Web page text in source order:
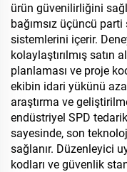
ürün güvenilirliğini
bağımsız üçüncü
sistemlerini içerir.
kolaylaştırılmış satın
planlaması ve proje
ekibin idari yükünü
araştırma ve
endüstriyel SPD
sayesinde, son
sağlanır. Düzenleyici
kodları ve güvenlik